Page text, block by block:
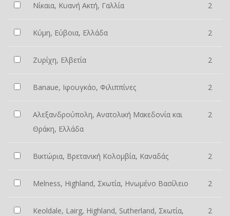
Νίκαια, Κυανή Ακτή, Γαλλία 2
Κύμη, Εύβοια, Ελλάδα 2
Ζυρίχη, Ελβετία 2
Banaue, Ιφουγκάο, Φιλιππίνες 2
Αλεξανδρούπολη, Ανατολική Μακεδονία και
Θράκη, Ελλάδα
2
Βικτώρια, Βρετανική Κολομβία, Καναδάς 2
Melness, Highland, Σκωτία, Ηνωμένο Βασίλειο 2
Keoldale, Lairg, Highland, Sutherland, Σκωτία,
2